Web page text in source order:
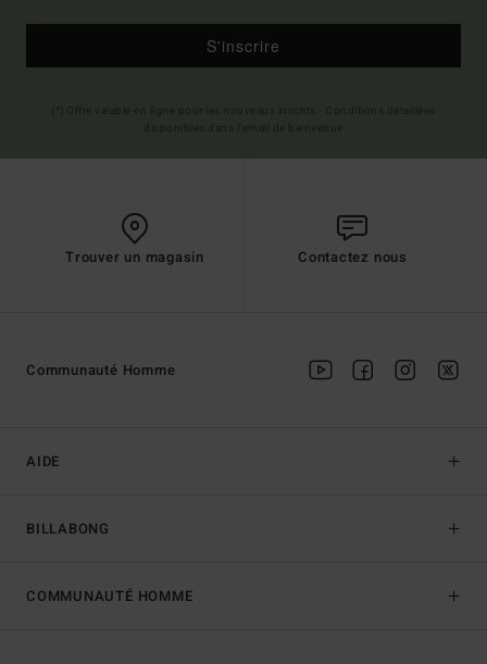
S'inscrire
Trouver un magasin Contactez nous
AIDE
BILLABONG
Communauté Homme
COMMUNAUTÉ HOMME